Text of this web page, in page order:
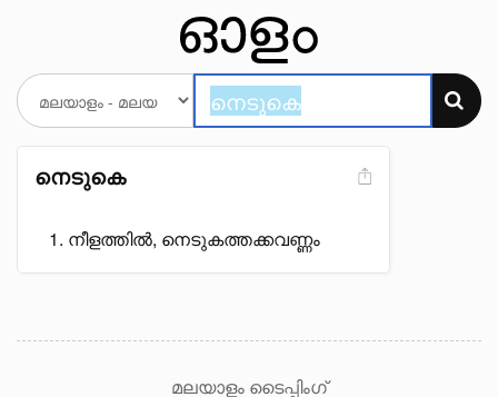
നെടുകെ
നീളത്തിൽ, നെടുകത്തക്കവണ്ണം
മലയാളം ടൈപ്പിംഗ്